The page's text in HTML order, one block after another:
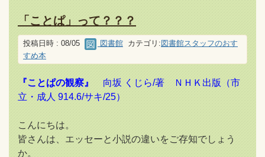
「ことぱ」って？？？
投稿日時 : 08/05 図書館 カテゴリ: 図書館スタッフのおす
すめ本
『ことぱの観察』
向坂 くじら/著 ＮＨＫ出版（市
立・成人 914.6/サキ/25）
こんにちは。
皆さんは、エッセーと小説の違いをご存知でしょう
か。